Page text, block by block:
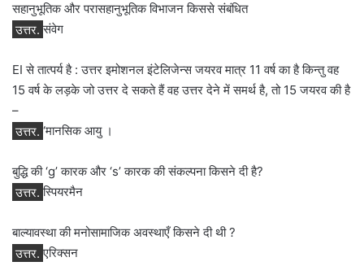
सहानुभूतिक और परासहानुभूतिक विभाजन किससे संबंधित
उत्तर. संवेग
EI से तात्पर्य है : उत्तर इमोशनल इंटेलिजेन्स जयरव मात्र 11 वर्ष का है किन्तु वह
15 वर्ष के लड़के जो उत्तर दे सकते हैं वह उत्तर देने में समर्थ है, तो 15 जयरव की है
–
उत्तर. ‘मानसिक आयु ।
बुद्धि की ‘g’ कारक और ‘s’ कारक की संकल्पना किसने दी है?
उत्तर. स्पियरमैन
बाल्यावस्था की मनोसामाजिक अवस्थाएँ किसने दी थी ?
उत्तर. एरिक्सन